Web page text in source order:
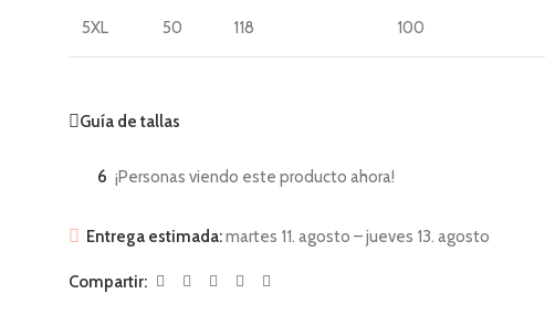
5XL 50 118 100
Guía de tallas
6 ¡Personas viendo este producto ahora!
Entrega estimada:martes 11. agosto – jueves 13. agosto
Compartir: